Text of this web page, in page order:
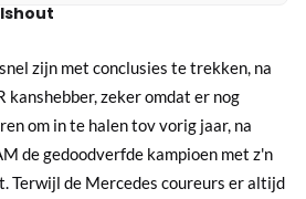
zijn met conclusies te trekken, na
kanshebber, zeker omdat er nog
om in te halen tov vorig jaar, na
de gedoodverfde kampioen met z'n
Terwijl de Mercedes coureurs er altijd